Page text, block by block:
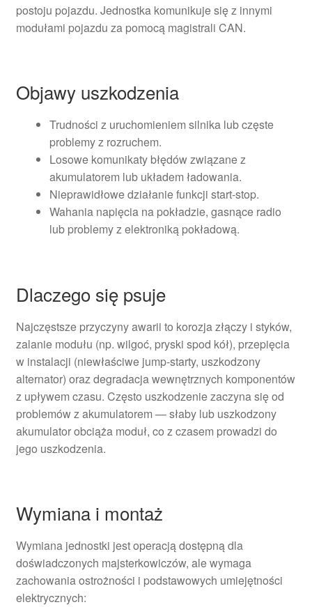
postoju pojazdu. Jednostka komunikuje się z innymi
modułami pojazdu za pomocą magistrali CAN.
Objawy uszkodzenia
Trudności z uruchomieniem silnika lub częste
problemy z rozruchem.
Losowe komunikaty błędów związane z
akumulatorem lub układem ładowania.
Nieprawidłowe działanie funkcji start‑stop.
Wahania napięcia na pokładzie, gasnące radio
lub problemy z elektroniką pokładową.
Dlaczego się psuje
Najczęstsze przyczyny awarii to korozja złączy i styków,
zalanie modułu (np. wilgoć, pryski spod kół), przepięcia
w instalacji (niewłaściwe jump‑starty, uszkodzony
alternator) oraz degradacja wewnętrznych komponentów
z upływem czasu. Często uszkodzenie zaczyna się od
problemów z akumulatorem — słaby lub uszkodzony
akumulator obciąża moduł, co z czasem prowadzi do
jego uszkodzenia.
Wymiana i montaż
Wymiana jednostki jest operacją dostępną dla
doświadczonych majsterkowiczów, ale wymaga
zachowania ostrożności i podstawowych umiejętności
elektrycznych: